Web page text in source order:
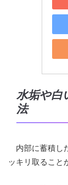
水垢や白
法
内部に蓄積し
ッキリ取ること